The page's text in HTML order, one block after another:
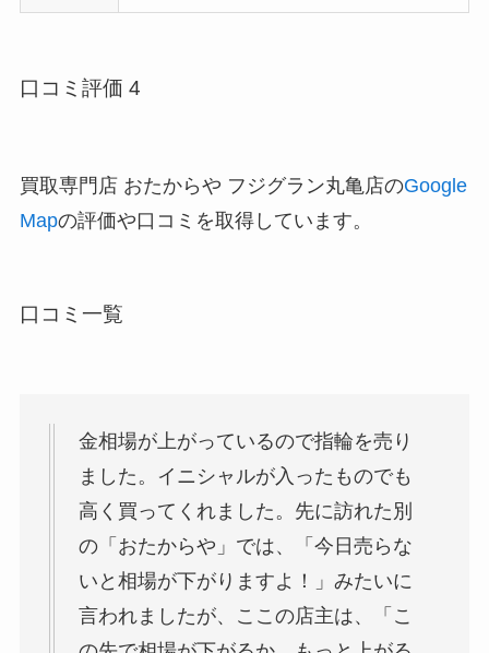
口コミ評価 4
買取専門店 おたからや フジグラン丸亀店のGoogle
Mapの評価や口コミを取得しています。
口コミ一覧
金相場が上がっているので指輪を売り
ました。イニシャルが入ったものでも
高く買ってくれました。先に訪れた別
の「おたからや」では、「今日売らな
いと相場が下がりますよ！」みたいに
言われましたが、ここの店主は、「こ